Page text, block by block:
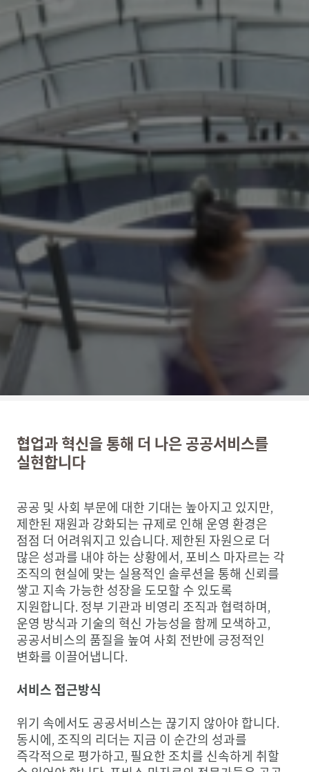
협업과 혁신을 통해 더 나은 공공서비스를
실현합니다
공공 및 사회 부문에 대한 기대는 높아지고 있지만,
제한된 재원과 강화되는 규제로 인해 운영 환경은
점점 더 어려워지고 있습니다. 제한된 자원으로 더
많은 성과를 내야 하는 상황에서, 포비스 마자르는 각
조직의 현실에 맞는 실용적인 솔루션을 통해 신뢰를
쌓고 지속 가능한 성장을 도모할 수 있도록
지원합니다. 정부 기관과 비영리 조직과 협력하며,
운영 방식과 기술의 혁신 가능성을 함께 모색하고,
공공서비스의 품질을 높여 사회 전반에 긍정적인
변화를 이끌어냅니다.
서비스 접근방식
위기 속에서도 공공서비스는 끊기지 않아야 합니다.
동시에, 조직의 리더는 지금 이 순간의 성과를
즉각적으로 평가하고, 필요한 조치를 신속하게 취할